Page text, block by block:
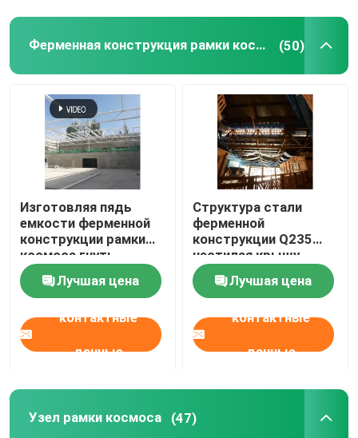
Продукты
Ферменная конструкция рамки космоса (50)
Изготовляя пядь
емкости ферменной
конструкции рамки
космоса гнуть
большая связывает
белоеЛучшая цена
контактные
данные
Структура стали
ферменной
конструкции Q235
настилая крышу
серый EPS для
крытого
тематического парка
воды
Лучшая цена
контактные
данные
Узел рамки космоса (47)